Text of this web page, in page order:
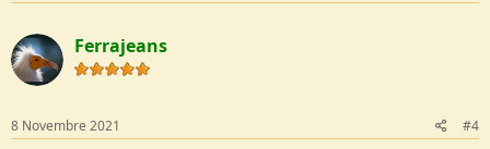
Ferrajeans
8 Novembre 2021 #4